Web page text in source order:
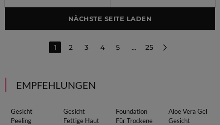
NÄCHSTE SEITE LADEN
1 2 3 4 5 ... 25
EMPFEHLUNGEN
Gesicht
Peeling
Gesicht
Fettige Haut
Foundation
Für Trockene
Aloe Vera Gel
Gesicht